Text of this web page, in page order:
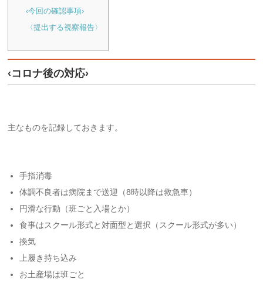
‹今回の確認事項›
〈提出する視察報告〉
‹コロナ後の対応›
主なものを記録しておきます。
手指消毒
体調不良者は病院まで送迎（8時以降は救急車）
円滑な行動（班ごと入場とか）
食事はスクール形式と対面型と選択（スクール形式が多い）
換気
上履き持ち込み
お土産場は班ごと